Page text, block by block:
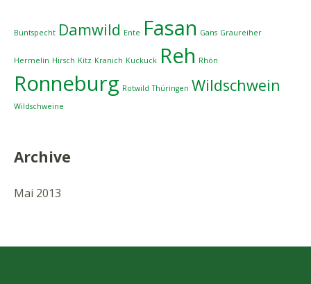
Buntspecht Damwild Ente Fasan Gans Graureiher
Hermelin Hirsch Kitz Kranich Kuckuck Reh Rhön
Ronneburg Rotwild Thüringen Wildschwein
Wildschweine
Archive
Mai 2013